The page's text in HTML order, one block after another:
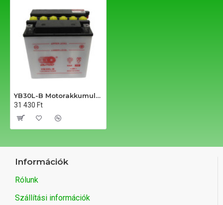
YB30L-B Motorakkumulátor
31 430 Ft
Információk
Rólunk
Szállítási információk